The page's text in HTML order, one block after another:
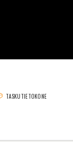
TASKUTIETOKONE